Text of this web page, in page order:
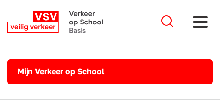
Mijn Verkeer op School